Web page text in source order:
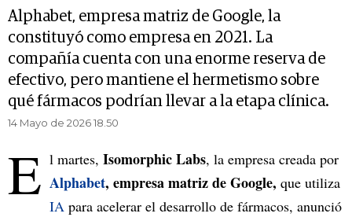
Alphabet, empresa matriz de Google, la
constituyó como empresa en 2021. La
compañía cuenta con una enorme reserva de
efectivo, pero mantiene el hermetismo sobre
qué fármacos podrían llevar a la etapa clínica.
14 Mayo de 2026 18.50
E l martes, Isomorphic Labs, la empresa creada por
Alphabet, empresa matriz de Google, que utiliza
IA para acelerar el desarrollo de fármacos, anunció